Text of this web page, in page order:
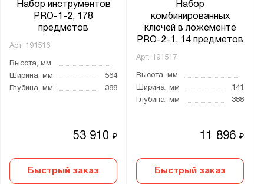
Набор инструментов
PRO-1-2, 178
предметов
Арт. 191516
Высота, мм
Ширина, мм
564
Глубина, мм
388
53 910₽
Быстрый заказ
Набор
комбинированных
ключей в ложементе
PRO-2-1, 14 предметов
Арт. 191517
Высота, мм
Ширина, мм
141
Глубина, мм
388
11 896₽
Быстрый заказ
CUSTOR
Показать